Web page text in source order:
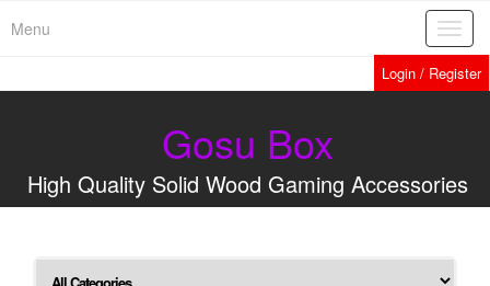
Menu
Login / Register
Gosu Box
High Quality Solid Wood Gaming Accessories